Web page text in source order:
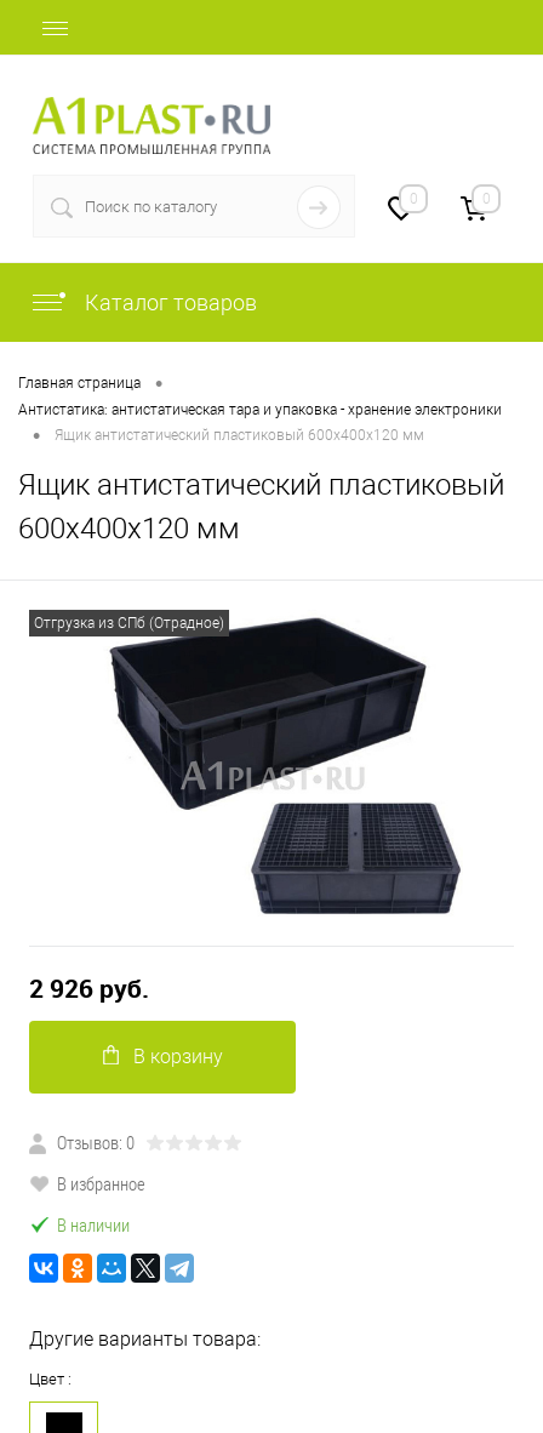
0 0
Каталог товаров
Главная страница •
Антистатика: антистатическая тара и упаковка - хранение электроники
• Ящик антистатический пластиковый 600х400х120 мм
Ящик антистатический пластиковый
600х400х120 мм
Отгрузка из СПб (Отрадное)
2 926 руб.
В корзину
Отзывов: 0
В избранное
В наличии
Другие варианты товара:
Цвет :